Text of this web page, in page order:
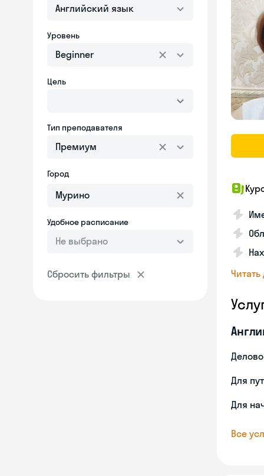
Английский язык
Уровень
Beginner
Цель
Тип преподавателя
Премиум
Город
Удобное расписание
Не выбрано
Сбросить фильтры
Для
Для
Все